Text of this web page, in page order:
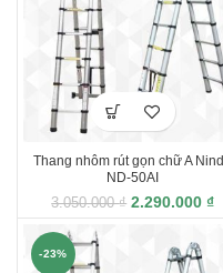
Thang nhôm rút gọn chữ A
ND-50AI
3.050.000₫ 2.290.000 ₫
-23%